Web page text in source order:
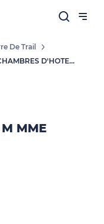
De Trail
CHAMBRES D'HOTES - M MME LEBOULEUX
MME